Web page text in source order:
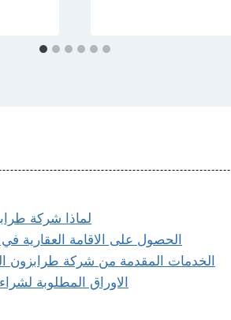
لماذا شركة
الحصول على الاقامة العقارية
الخدمات المقدمة من شركة طرابزون
الاوراق المطلوبة